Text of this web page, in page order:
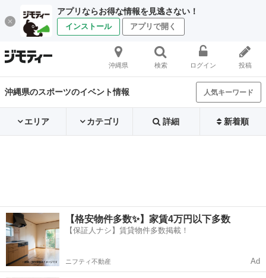
アプリならお得な情報を見逃さない！
インストール アプリで開く
沖縄県 検索 ログイン 投稿
沖縄県のスポーツのイベント情報 人気キーワード
エリア カテゴリ 詳細 新着順
【格安物件多数✨】家賃4万円以下多数
【保証人ナシ】賃貸物件多数掲載！
ニフティ不動産 Ad